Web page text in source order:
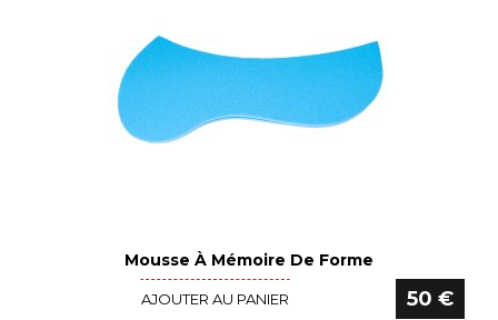
Voir le détail
Mousse À Mémoire De Forme
AJOUTER AU PANIER 50 €